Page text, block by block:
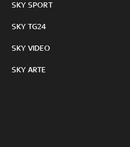
SKY SPORT
SKY TG24
SKY VIDEO
SKY ARTE